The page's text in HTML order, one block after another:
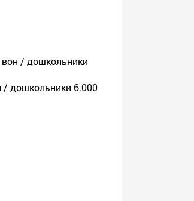
/ дошкольники
/ дошкольники 6.000